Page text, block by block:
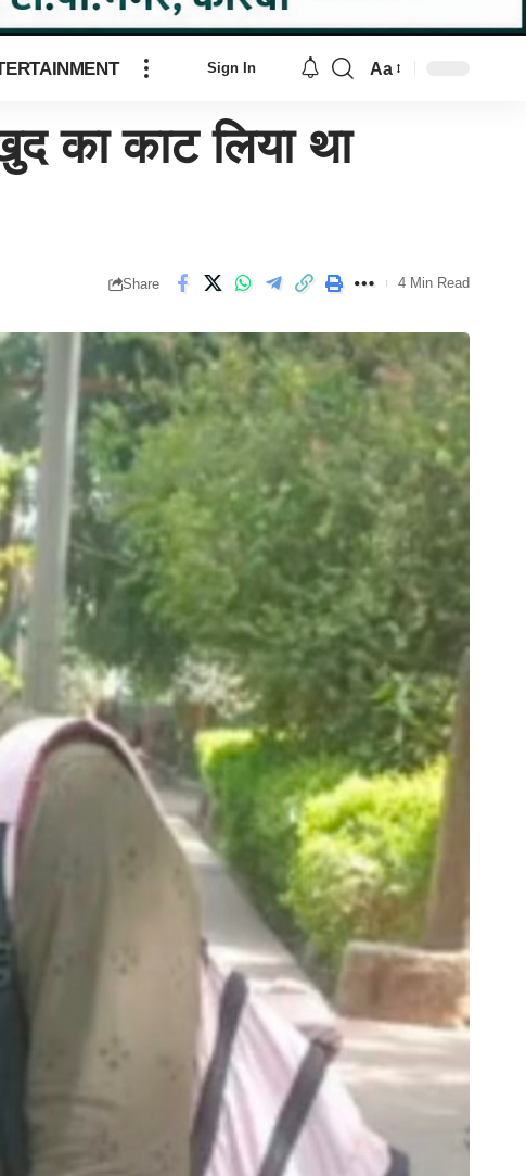
Sign In Aa
का काट लिया था
Share 4 Min Read